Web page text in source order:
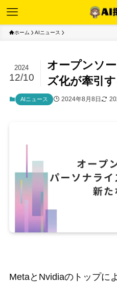
ホーム AIニュース
オープンソ
ズ化が牽引
2024
12/10
AIニュース 2024年8月8日
MetaとNvidiaのトップに